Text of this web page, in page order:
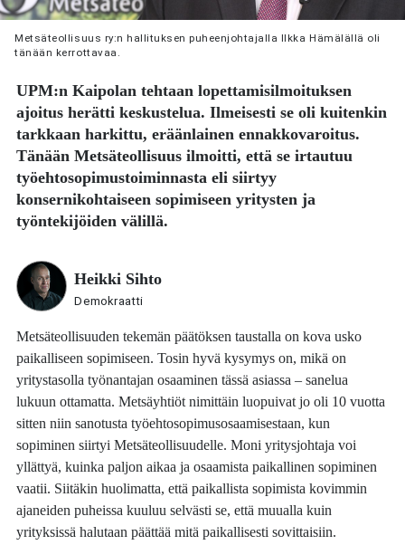
Metsäteollisuus ry:n hallituksen puheenjohtajalla Ilkka Hämälällä oli
tänään kerrottavaa.
UPM:n Kaipolan tehtaan lopettamisilmoituksen
ajoitus herätti keskustelua. Ilmeisesti se oli kuitenkin
tarkkaan harkittu, eräänlainen ennakkovaroitus.
Tänään Metsäteollisuus ilmoitti, että se irtautuu
työehtosopimustoiminnasta eli siirtyy
konsernikohtaiseen sopimiseen yritysten ja
työntekijöiden välillä.
Heikki Sihto
Demokraatti
Metsäteollisuuden tekemän päätöksen taustalla on kova usko
paikalliseen sopimiseen. Tosin hyvä kysymys on, mikä on
yritystasolla työnantajan osaaminen tässä asiassa – sanelua
lukuun ottamatta. Metsäyhtiöt nimittäin luopuivat jo oli 10 vuotta
sitten niin sanotusta työehtosopimusosaamisestaan, kun
sopiminen siirtyi Metsäteollisuudelle. Moni yritysjohtaja voi
yllättyä, kuinka paljon aikaa ja osaamista paikallinen sopiminen
vaatii. Siitäkin huolimatta, että paikallista sopimista kovimmin
ajaneiden puheissa kuuluu selvästi se, että muualla kuin
yrityksissä halutaan päättää mitä paikallisesti sovittaisiin.